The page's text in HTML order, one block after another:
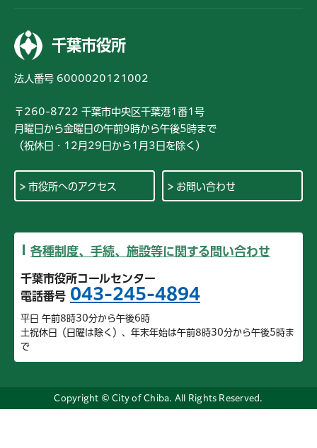
千葉市役所
法人番号 6000020121002
〒260-8722 千葉市中央区千葉港1番1号
月曜日から金曜日の午前9時から午後5時まで
（祝休日・12月29日から1月3日を除く）
市役所へのアクセス お問い合わせ
各種制度、手続、施設等に関する問い合わせ
千葉市役所コールセンター
電話番号 043-245-4894
平日 午前8時30分から午後6時
土祝休日（日曜は除く）、年末年始は午前8時30分から午後5時ま
で
Copyright © City of Chiba. All Rights Reserved.